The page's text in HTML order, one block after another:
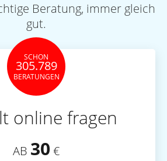
Beratung, immer gleich
gut.
SCHON
305.789
BERATUNGEN
online fragen
AB 30 €